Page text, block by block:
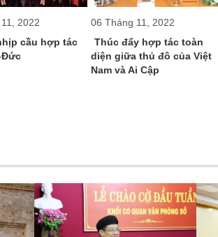
2022
cầu hợp tác
Đức
06 Tháng 11, 2022
Thúc đẩy hợp tác toàn
diện giữa thủ đô của Việt
Nam và Ai Cập